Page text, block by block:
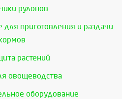
рулонов
приготовления и раздачи
растений
овощеводства
оборудование